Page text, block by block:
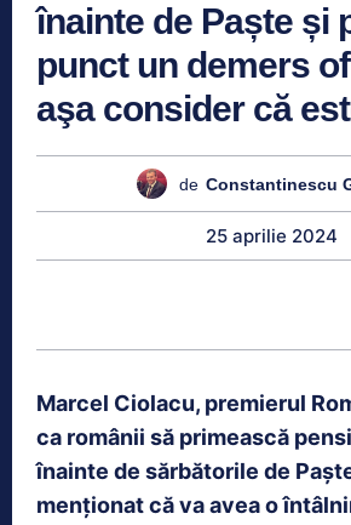
înainte de Paște și
punct un demers
aşa consider că
de Constantinescu
25 aprilie 2024
Marcel Ciolacu, premierul
ca românii să primească
înainte de sărbătorile de
menționat că va avea o